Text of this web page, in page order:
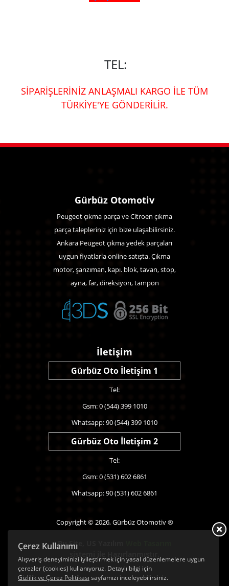
TEL:
SİPARİŞLERİNİZ ANLAŞMALI KARGO İLE TÜM
TÜRKİYE'YE GÖNDERİLİR.
Çerez Kullanımı
Alışveriş deneyiminizi iyileştirmek için yasal düzenlemelere uygun
çerezler (cookies) kullanıyoruz. Detaylı bilgi için
Gizlilik ve Çerez Politikası sayfamızı inceleyebilirsiniz.
Gürbüz Otomotiv
Peugeot çıkma parça ve Citroen çıkma
parça talepleriniz için bize ulaşabilirsiniz.
Ankara Peugeot çıkma yedek parçaları
uygun fiyatlarla online satışta. Çıkma
motor, şanzıman, kapı. blok, tavan, stop,
ayna, far, direksiyon, tampon
İletişim
Gürbüz Oto İletişim 1
Tel:
Gsm: 0 (544) 399 1010
Whatsapp: 90 (544) 399 1010
Gürbüz Oto İletişim 2
Tel:
Gsm: 0 (531) 602 6861
Whatsapp: 90 (531) 602 6861
Copyright © 2026, Gürbüz Otomotiv ®
Bu Site,